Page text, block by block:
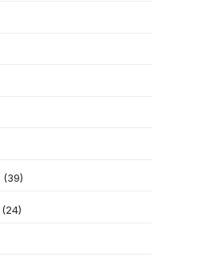
(39)
(24)